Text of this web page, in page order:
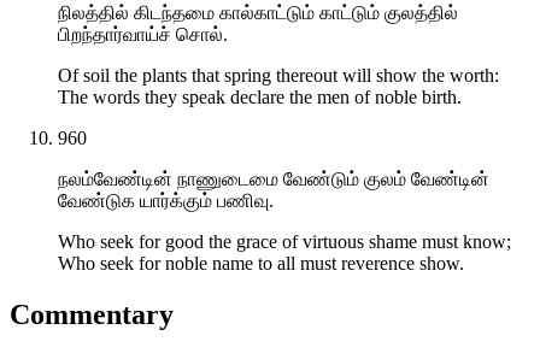
நிலத்தில் கிடந்தமை கால்காட்டும் காட்டும் குலத்தில்
பிறந்தார்வாய்ச் சொல்.
Of soil the plants that spring thereout will show the worth:
The words they speak declare the men of noble birth.
960
நலம்வேண்டின் நாணுடைமை வேண்டும் குலம் வேண்டின்
வேண்டுக யார்க்கும் பணிவு.
Who seek for good the grace of virtuous shame must know;
Who seek for noble name to all must reverence show.
Commentary